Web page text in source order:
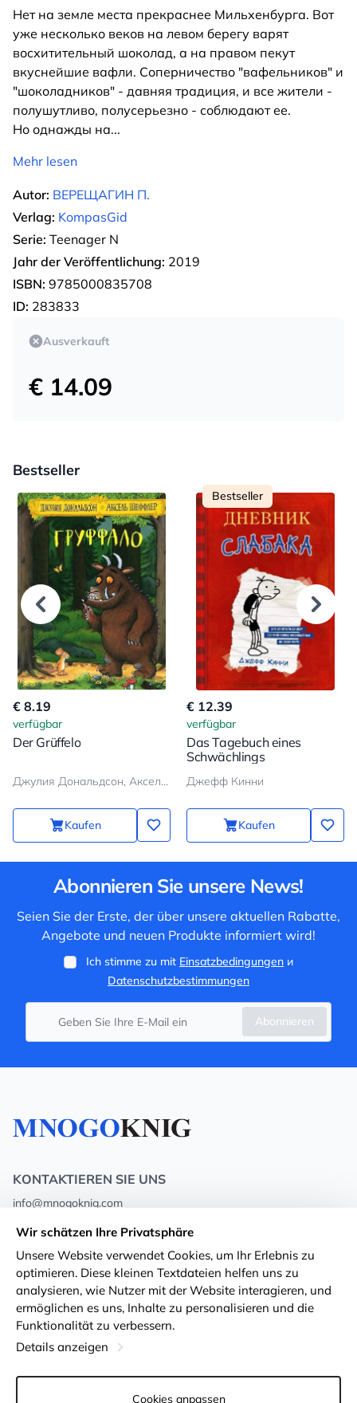
Нет на земле места прекраснее Мильхенбурга. Вот
уже несколько веков на левом берегу варят
восхитительный шоколад, а на правом пекут
вкуснейшие вафли. Соперничество "вафельников" и
"шоколадников" - давняя традиция, и все жители -
полушутливо, полусерьезно - соблюдают ее.
Но однажды на...
Mehr lesen
Autor: ВЕРЕЩАГИН П.
Verlag: KompasGid
Serie: Teenager N
Jahr der Veröffentlichung: 2019
ISBN: 9785000835708
ID: 283833
Ausverkauft
€ 14.09
Bestseller
€ 8.19
verfügbar
Der Grüffelo
Джулия Дональдсон, Аксель Шеффлер
Kaufen
Bestseller
€ 12.39
verfügbar
Das Tagebuch eines
Schwächlings
Джефф Кинни
Kaufen
Abonnieren Sie unsere News!
Seien Sie der Erste, der über unsere aktuellen Rabatte,
Angebote und neuen Produkte informiert wird!
Ich stimme zu mit Einsatzbedingungen и
Datenschutzbestimmungen
Abonnieren
KONTAKTIEREN SIE UNS
info@mnogoknig.com
Rīga, Augusta Deglava 69d, LV-1082
Über uns
Geschäfte
Lieferung und Zahlung
Treuekarten
Privacy Policy
Geschäftsbedingungen
Rückgabe von Waren
Wir schätzen Ihre Privatsphäre
Unsere Website verwendet Cookies, um Ihr Erlebnis zu
optimieren. Diese kleinen Textdateien helfen uns zu
analysieren, wie Nutzer mit der Website interagieren, und
ermöglichen es uns, Inhalte zu personalisieren und die
Funktionalität zu verbessern.
Details anzeigen
Cookies anpassen